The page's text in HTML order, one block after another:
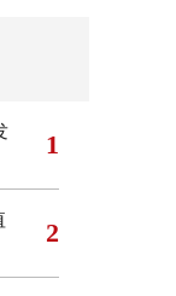
1
2